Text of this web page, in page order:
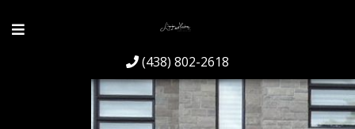
(438) 802-2618